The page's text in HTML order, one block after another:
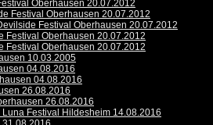
Oberhausen 20.07.2012
Festival Oberhausen 20.07.2012
Festival Oberhausen 20.07.2012
Festival Oberhausen 20.07.2012
Festival Oberhausen 20.07.2012
10.03.2005
04.08.2016
04.08.2016
26.08.2016
26.08.2016
Luna Festival Hildesheim 14.08.2016